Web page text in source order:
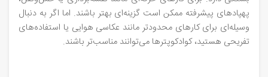
پهپادهای پیشرفته ممکن است گزینه‌ای بهتر باشند. اما اگر به دنبال
وسیله‌ای برای کارهای محدودتر مانند عکاسی هوایی یا استفاده‌های
تفریحی هستید، کوادکوپترها می‌توانند مناسب‌تر باشند.